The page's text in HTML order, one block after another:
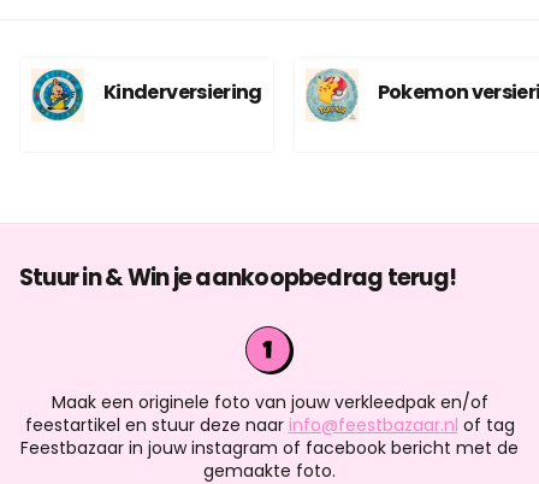
Kinderversiering Pokemon
Stuur in & Win je aankoopbedrag terug!
Maak een originele foto van jouw verkleedpak en/of
feestartikel en stuur deze naar info@feestbazaar.nl of tag
Feestbazaar in jouw instagram of facebook bericht met de
gemaakte foto.